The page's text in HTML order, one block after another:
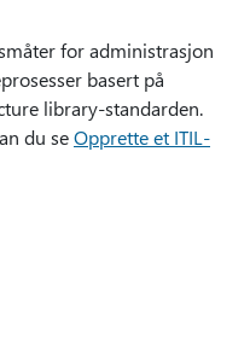
for administrasjon
basert på
library-standarden.
du seOpprette et ITIL-